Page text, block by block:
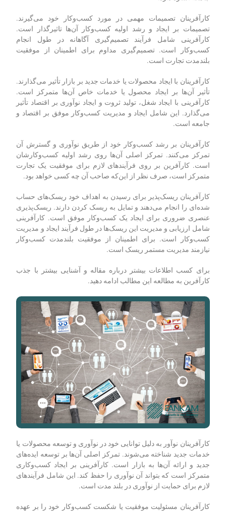
کارآفرینان تصمیمات مهمی در مورد کسب‌وکار خود می‌گیرند.
تصمیمات بر ایجاد و رشد اولیه کسب‌وکار آن‌ها تاثیرگذار است.
کارآفرینی شامل فرآیند تصمیم‌گیری آگاهانه در طول انجام
کسب‌وکار است. تصمیم‌گیری مداوم برای اطمینان از موفقیت
بلندمدت تجارت است.
کارآفرینان با ایجاد محصولات یا خدمات جدید بر بازار تأثیر می‌گذارند.
تأثیر آن‌ها بر ایجاد محصول یا خدمات خاص آن‌ها متمرکز است.
کارآفرینی با ایجاد شغل، تولید ثروت و ایجاد نوآوری بر اقتصاد تأثیر
می‌گذارد. این شامل ایجاد و مدیریت کسب‌وکار موفق بر اقتصاد و
جامعه است.
کارآفرینان بر رشد کسب‌وکار خود از طریق نوآوری و گسترش آن
تمرکز می‌کنند. تمرکز اصلی آن‌ها روی رشد اولیه کسب‌وکارشان
است. کارآفرین بر روی فرآیندهای لازم برای موفقیت یک تجارت
متمرکز است، صرف نظر از این‌که صاحب آن چه کسی خواهد بود.
کارآفرینان ریسک‌پذیر برای رسیدن به اهداف خود ریسک‌های حساب
شده‌ای را انجام می‌دهند و تمایل به ریسک کردن دارند. ریسک‌پذیری
عنصری ضروری برای ایجاد یک کسب‌وکار موفق است. کارآفرینی
شامل ارزیابی و مدیریت این ریسک‌ها در طول فرآیند ایجاد و مدیریت
کسب‌وکار است. برای اطمینان از موفقیت بلندمدت کسب‌وکار
نیازمند مدیریت مستمر ریسک است.
برای کسب اطلاعات بیشتر درباره مقاله و آشنایی بیشتر با جذب
کارآفرین به مطالعه این مطالب ادامه دهید.
کارآفرینان نوآور به دلیل توانایی خود در نوآوری و توسعه محصولات یا
خدمات جدید شناخته می‌شوند. تمرکز اصلی آن‌ها بر توسعه ایده‌های
جدید و ارائه آن‌ها به بازار است. کارآفرینی بر ایجاد کسب‌وکاری
متمرکز است که بتواند آن نوآوری را حفظ کند. این شامل فرآیندهای
لازم برای حمایت از نوآوری در بلند مدت است.
کارآفرینان مسئولیت موفقیت یا شکست کسب‌وکار خود را بر عهده